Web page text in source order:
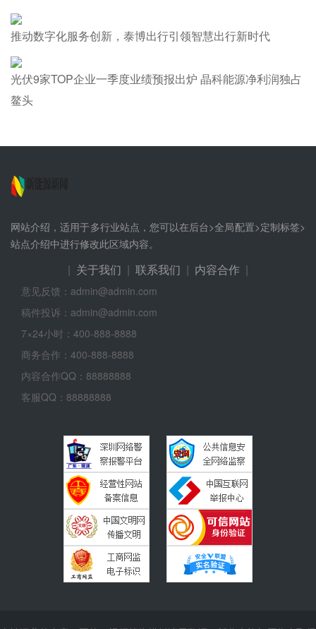
推动数字化服务创新，泰博出行引领智慧出行新时代
光伏9家TOP企业一季度业绩预报出炉 晶科能源净利润独占
鳌头
网站介绍，适用于多行业站点，您可以在后台>全局配置>定制标签>
站点介绍中进行修改此区域内容。
| 关于我们 | 联系我们 | 内容合作 |
意见反馈：admin@admin.com
稿件投诉：admin@admin.com
7×24小时：400-888-8888
商务合作：400-888-8888
内容合作QQ：88888888
客服QQ：88888888